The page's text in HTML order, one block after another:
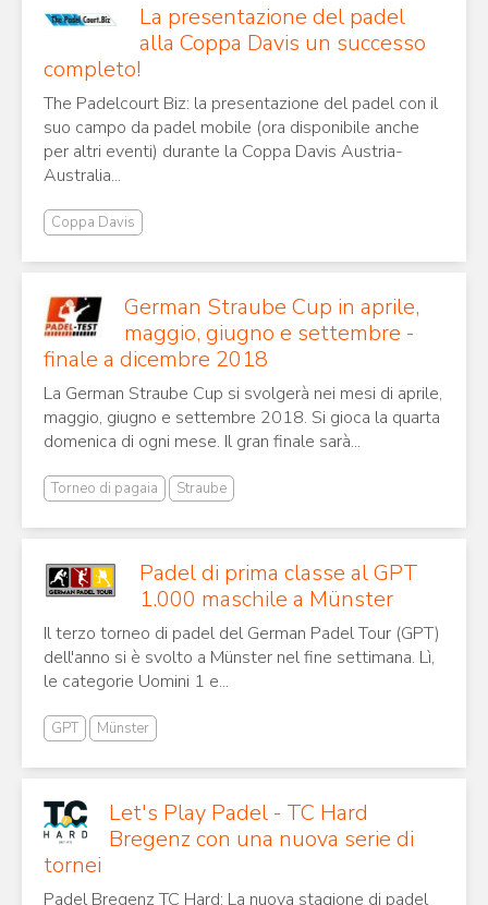
La presentazione del padel
alla Coppa Davis un successo
completo!
The Padelcourt Biz: la presentazione del padel con il
suo campo da padel mobile (ora disponibile anche
per altri eventi) durante la Coppa Davis Austria-
Australia...
Coppa Davis
German Straube Cup in aprile,
maggio, giugno e settembre -
finale a dicembre 2018
La German Straube Cup si svolgerà nei mesi di aprile,
maggio, giugno e settembre 2018. Si gioca la quarta
domenica di ogni mese. Il gran finale sarà...
Torneo di pagaia Straube
Padel di prima classe al GPT
1.000 maschile a Münster
Il terzo torneo di padel del German Padel Tour (GPT)
dell'anno si è svolto a Münster nel fine settimana. Lì,
le categorie Uomini 1 e...
GPT Münster
Let's Play Padel - TC Hard
Bregenz con una nuova serie di
tornei
Padel Bregenz TC Hard: La nuova stagione di padel